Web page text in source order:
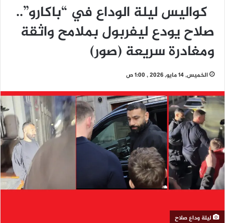
كواليس ليلة الوداع في “باكارو”..
صلاح يودع ليفربول بملامح واثقة
ومغادرة سريعة (صور)
الخميس, 14 مايو, 2026 , 1:00 ص
ليلة وداع صلاح